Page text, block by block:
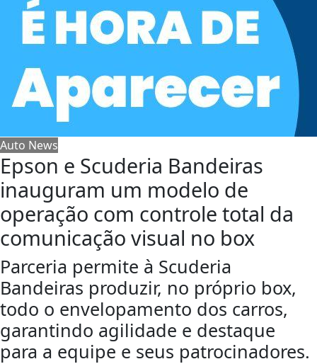
Auto News
Epson e Scuderia Bandeiras
inauguram um modelo de
operação com controle total da
comunicação visual no box
Parceria permite à Scuderia
Bandeiras produzir, no próprio box,
todo o envelopamento dos carros,
garantindo agilidade e destaque
para a equipe e seus patrocinadores.